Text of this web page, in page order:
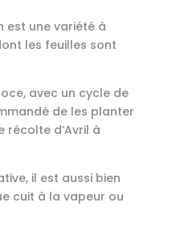
est une variété à
les feuilles sont
avec un cycle de
de les planter
récolte d’Avril à
il est aussi bien
cuit à la vapeur ou